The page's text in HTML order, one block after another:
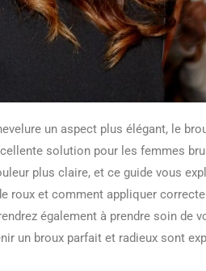
un aspect plus élégant, le
solution pour les femmes
plus claire, et ce guide vous
roux et comment appliquer
également à prendre soin de
un broux parfait et radieux sont